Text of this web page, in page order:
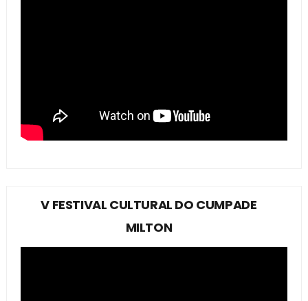
V FESTIVAL CULTURAL DO CUMPADE
MILTON